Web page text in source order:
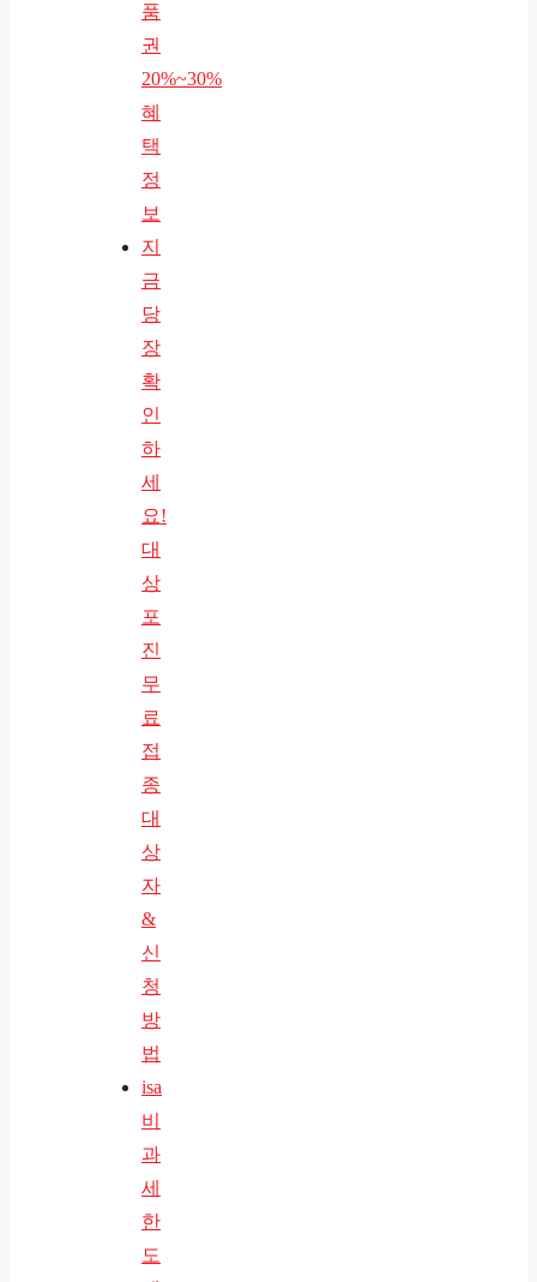
품
권
20%~30%
혜
택
정
보
지
금
당
장
확
인
하
세
요!
대
상
포
진
무
료
접
종
대
상
자
&
신
청
방
법
isa
비
과
세
한
도